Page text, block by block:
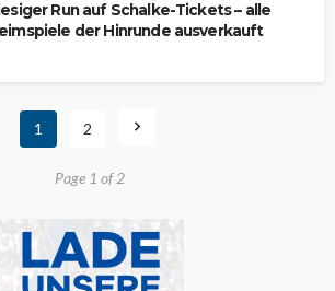
Run auf Schalke-Tickets – alle
der Hinrunde ausverkauft
1 2
Page 1 of 2